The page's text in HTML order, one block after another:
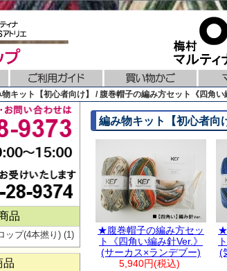
キット【初心者向け】 / 腹巻帽子の編み方セット《四角い
編み物キット【初心者向
★腹巻帽子の編み方セッ
ト《四角い編み針Ver.》
(サーカス×ランデブー)
5,940円(税込)
★
(
品
ップ(4本撚り) (1)
品